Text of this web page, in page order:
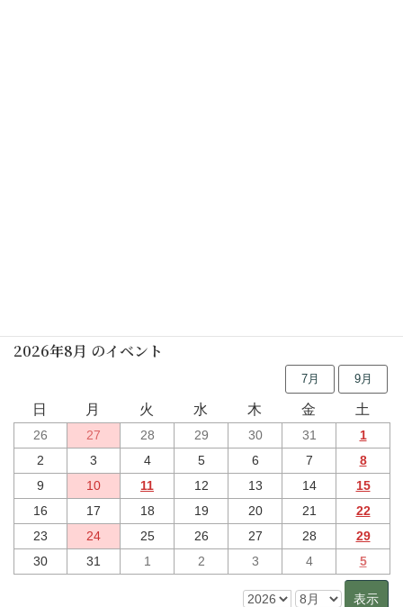
2026年8月 のイベント
7月 9月
日 月 火 水 木 金 土
26 27 28 29 30 31
1
2
3 4 5 6 7
8
9
10 11 12 13 14
15
16
17 18 19 20 21
22
23
24 25 26 27 28
29
30
31 1 2 3 4 5